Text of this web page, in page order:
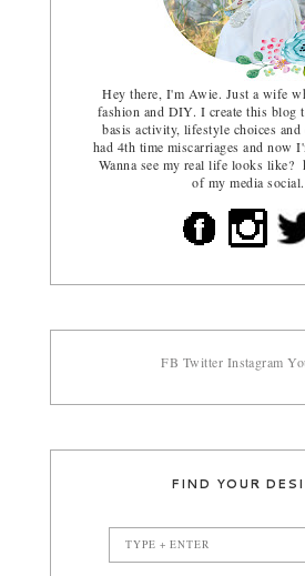
Hey there, I'm Awie. Just a wife
fashion and DIY. I create this blog
basis activity, lifestyle choices
had 4th time miscarriages and now
Wanna see my real life looks
of my media social.
FB Twitter Instagram
FIND YOUR